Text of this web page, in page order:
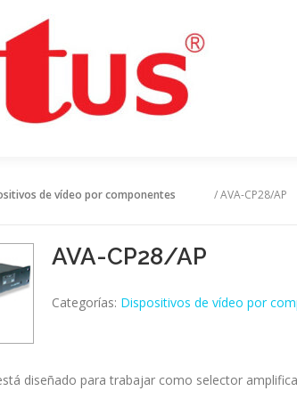
de vídeo por componentes / AVA-CP28/AP
AVA-CP28/AP
Categorías: Dispositivos de vídeo por
diseñado para trabajar como selector